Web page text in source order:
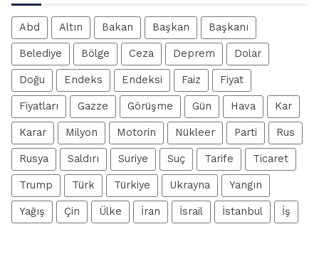
Abd Altın Bakan Başkan Başkanı
Belediye Bölge Ceza Deprem Dolar
Doğu Endeks Endeksi Faiz Fiyat
Fiyatları Gazze Görüşme Gün Hava Kar
Karar Milyon Motorin Nükleer Parti Rus
Rusya Saldırı Suriye Suç Tarife Ticaret
Trump Türk Türkiye Ukrayna Yangın
Yağış Çin Ülke İran İsrail İstanbul İş